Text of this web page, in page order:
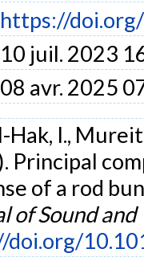
https://
10 juil. 2023
08 avr. 2025
Hak, I.,
Principal
of a rod
of Sound
doi.org/